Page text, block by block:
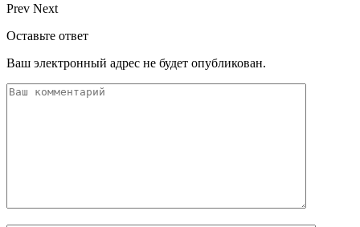
Prev Next
Оставьте ответ
Ваш электронный адрес не будет опубликован.